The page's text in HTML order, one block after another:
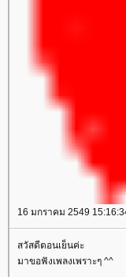
16 มกราคม 2549
สวัสดีตอนเย็นค่ะ
มาขอฟังเพลงเพราะๆ ^^